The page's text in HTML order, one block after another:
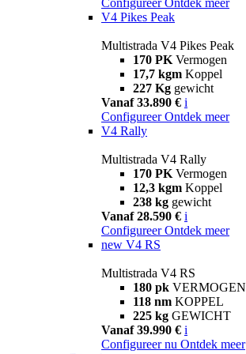
V4 Pikes Peak
Multistrada V4 Pikes Peak
170 PK Vermogen
17,7 kgm Koppel
227 Kg gewicht
Vanaf 33.890 € i
Configureer Ontdek meer
V4 Rally
Multistrada V4 Rally
170 PK Vermogen
12,3 kgm Koppel
238 kg gewicht
Vanaf 28.590 € i
Configureer Ontdek meer
new V4 RS
Multistrada V4 RS
180 pk VERMOGEN
118 nm KOPPEL
225 kg GEWICHT
Vanaf 39.990 € i
Configureer nu Ontdek meer